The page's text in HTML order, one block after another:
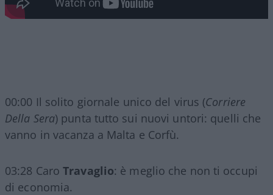
00:00 Il solito giornale unico del virus (Corriere
Della Sera) punta tutto sui nuovi untori: quelli che
vanno in vacanza a Malta e Corfù.
03:28 CaroTravaglio: è meglio che non ti occupi
di economia.